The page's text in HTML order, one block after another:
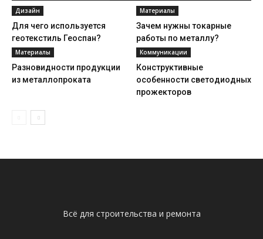
Дизайн
Для чего используется
геотекстиль Геоспан?
Материалы
Зачем нужны токарные
работы по металлу?
Материалы
Разновидности продукции
из металлопроката
Коммуникации
Конструктивные
особенности светодиодных
прожекторов
Всё для строительства и ремонта